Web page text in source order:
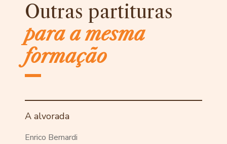
Outras partituras
para a mesma
formação
A alvorada
Enrico Bernardi